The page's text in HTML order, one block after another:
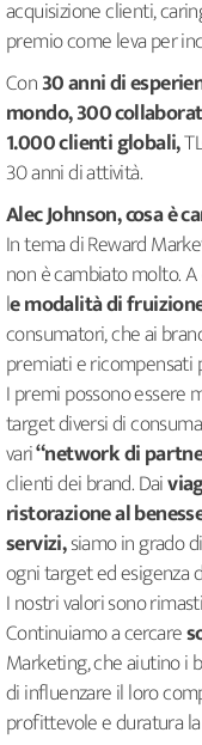
acquisizione clienti,
premio come leva per
Con30 anni di
mondo, 300
1.000 clienti globali,
30 anni di attività.
Alec Johnson, cosa è
In tema di Reward
non è cambiato molto.
le modalità di
consumatori, che ai
premiati e ricompensati
I premi possono essere
target diversi di
vari“network di
clienti dei brand. Dai
ristorazione al
servizi,siamo in grado
ogni target ed esigenza
I nostri valori sono
Continuiamo a cercare
Marketing, che aiutino i
di influenzare il loro
profittevole e duratura